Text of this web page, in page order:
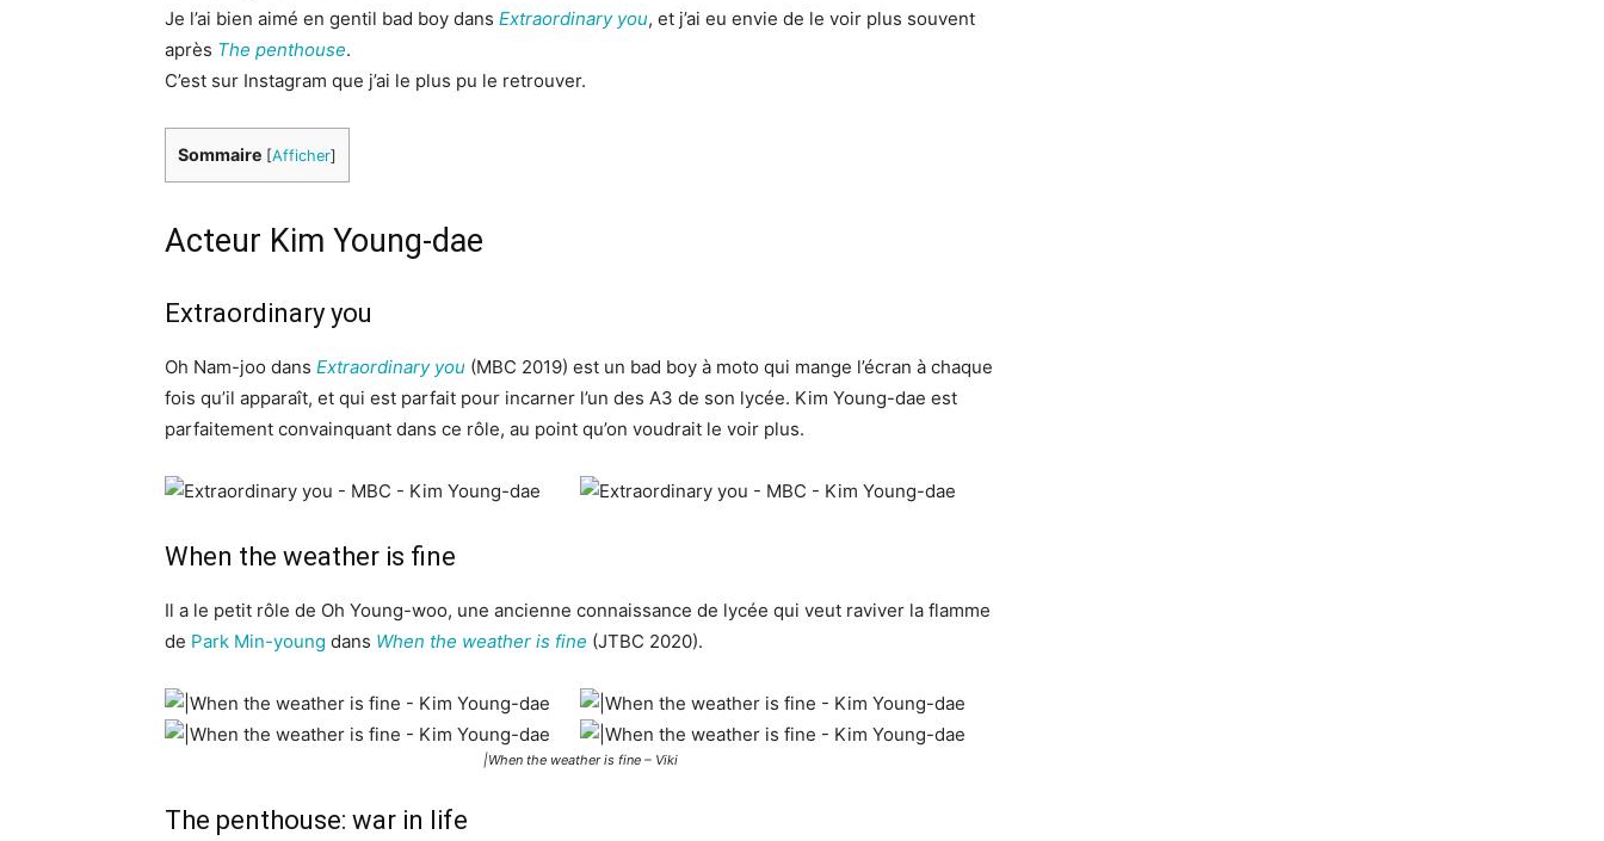
Je l’ai bien aimé en gentil bad boy dans Extraordinary you, et j’ai eu envie de le voir plus souvent
après The penthouse.
C’est sur Instagram que j’ai le plus pu le retrouver.
Sommaire [Afficher]
Acteur Kim Young-dae
Extraordinary you
Oh Nam-joo dans Extraordinary you (MBC 2019) est un bad boy à moto qui mange l’écran à chaque
fois qu’il apparaît, et qui est parfait pour incarner l’un des A3 de son lycée. Kim Young-dae est
parfaitement convainquant dans ce rôle, au point qu’on voudrait le voir plus.
When the weather is fine
Il a le petit rôle de Oh Young-woo, une ancienne connaissance de lycée qui veut raviver la flamme
de Park Min-young dans When the weather is fine (JTBC 2020).
|When the weather is fine – Viki
The penthouse: war in life